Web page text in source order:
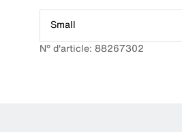
Small
N° d'article: 88267302